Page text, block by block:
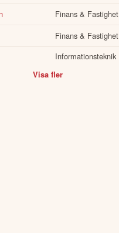
Finans & Fastighet
Finans & Fastighet
Informationsteknik
Visa fler